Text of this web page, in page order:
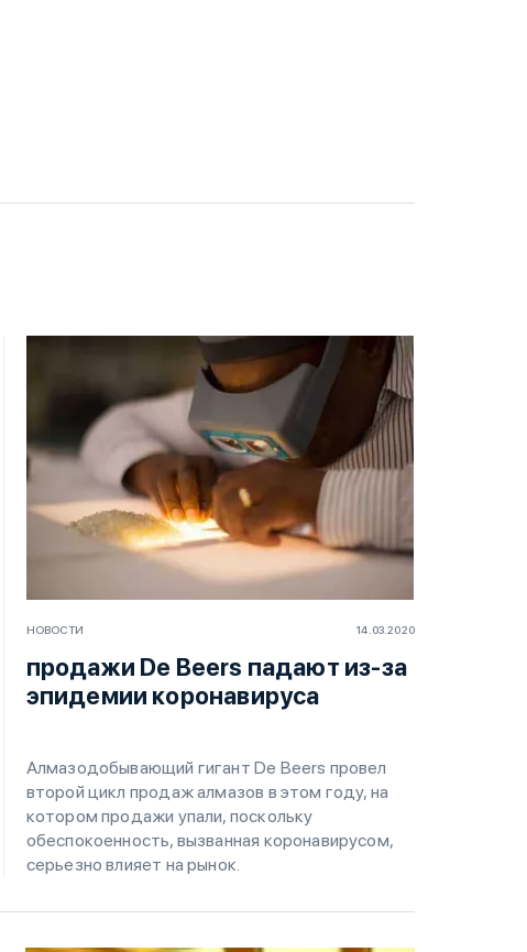
НОВОСТИ 14.03.2020
продажи De Beers падают из-за
эпидемии коронавируса
Алмазодобывающий гигант De Beers провел
второй цикл продаж алмазов в этом году, на
котором продажи упали, поскольку
обеспокоенность, вызванная коронавирусом,
серьезно влияет на рынок.